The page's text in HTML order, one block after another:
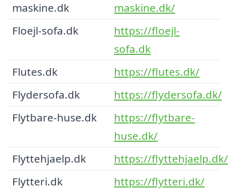
maskine.dk
maskine.dk/
Floejl-sofa.dk
https://floejl-
sofa.dk
Flutes.dk
https://flutes.dk/
Flydersofa.dk
https://flydersofa.dk/
Flytbare-huse.dk
https://flytbare-
huse.dk/
Flyttehjaelp.dk
https://flyttehjaelp.dk/
Flytteri.dk
https://flytteri.dk/